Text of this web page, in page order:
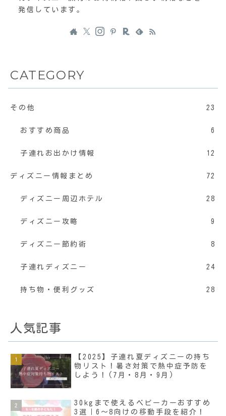
発信しています。
CATEGORY
その他 23
おすすめ商品 6
子連れお出かけ情報 12
ディズニー情報まとめ 72
ディズニー周辺ホテル 28
ディズニー攻略 9
ディズニー節約術 8
子連れディズニー 24
持ち物・便利グッズ 28
人気記事
【2025】子連れ夏ディズニーの持ち
物リスト！暑さ対策で熱中症予防を
しよう！(7月・8月・9月)
30kgまで使えるベビーカーおすすめ
3選｜6～8向けの移動手段を紹介！